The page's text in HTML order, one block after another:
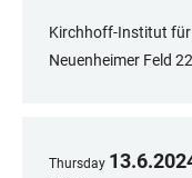
Kirchhoff-Institut für
Neuenheimer Feld
Thursday 13.6.